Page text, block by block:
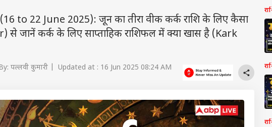
to 22 June 2025): जून का तीरा वीक कर्क राशि के लिए कैसा
से जानें कर्क के लिए साप्ताहिक राशिफल में क्या खास है (Kark
पल्लवी कुमारी | Updated at : 16 Jun 2025 08:24 AM